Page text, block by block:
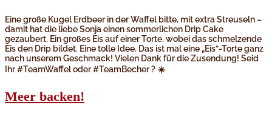
Eine große Kugel Erdbeer in der Waffel bitte, mit extra Streuseln –
damit hat die liebe Sonja einen sommerlichen Drip Cake
gezaubert. Ein großes Eis auf einer Torte, wobei das schmelzende
Eis den Drip bildet. Eine tolle Idee. Das ist mal eine „Eis“-Torte ganz
nach unserem Geschmack! Vielen Dank für die Zusendung! Seid
Ihr #TeamWaffel oder #TeamBecher ?️ ☀️
Meer backen!